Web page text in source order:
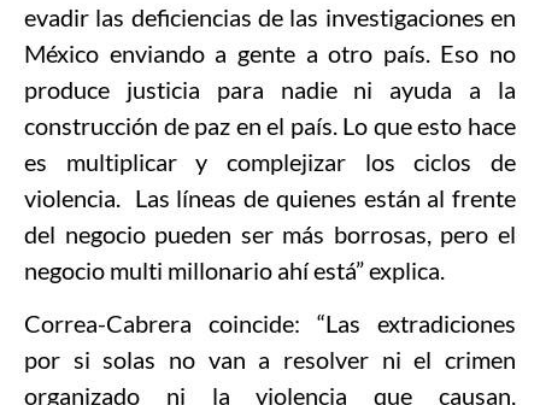
evadir las deficiencias de las investigaciones en
México enviando a gente a otro país. Eso no
produce justicia para nadie ni ayuda a la
construcción de paz en el país. Lo que esto hace
es multiplicar y complejizar los ciclos de
violencia. Las líneas de quienes están al frente
del negocio pueden ser más borrosas, pero el
negocio multi millonario ahí está” explica.
Correa-Cabrera coincide: “Las extradiciones
por si solas no van a resolver ni el crimen
organizado ni la violencia que causan,